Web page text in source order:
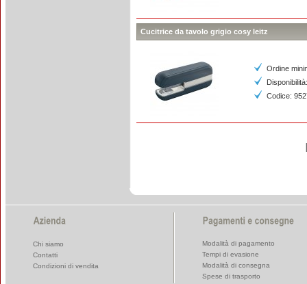
Cucitrice da tavolo grigio cosy leitz
Ordine
Codice:
Chi siamo
Contatti
Condizioni di vendita
Modalità di pagamento
Tempi di evasione
Modalità di consegna
Spese di trasporto